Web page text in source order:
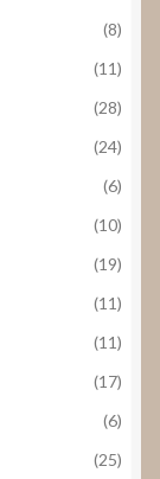
(8)
(11)
(28)
(24)
(6)
(10)
(19)
(11)
(11)
(17)
(6)
(25)